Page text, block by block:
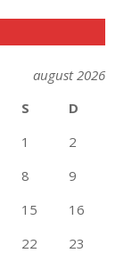
august 2026
S
D
1
2
8
9
15
16
22
23